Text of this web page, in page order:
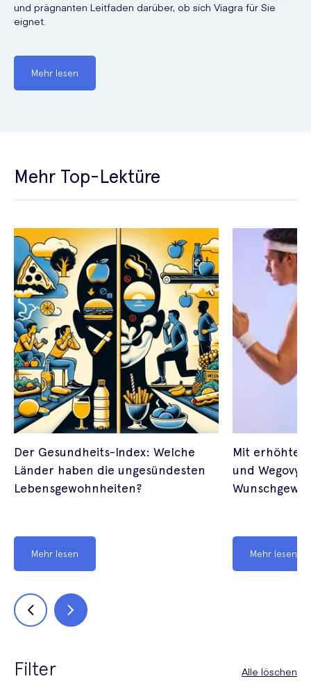
und prägnanten Leitfaden darüber, ob sich Viagra für Sie
eignet.
Mehr lesen
Mehr Top-Lektüre
Der Gesundheits-Index: Welche
Länder haben die ungesündesten
Lebensgewohnheiten?
Mehr lesen
Mit erhöhter
und Wegovy
Mehr lesen
Filter Alle löschen